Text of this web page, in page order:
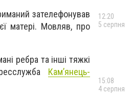
зателефонував
матері. Мовляв, про
ребра та інші тяжкі
Кам’янець-
12:20
5 серпня
15:08
4 серпня